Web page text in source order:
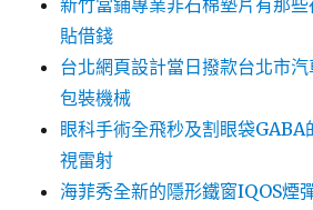
新竹當鋪專業非石棉墊片有那
貼借錢
台北網頁設計當日撥款台北市
包裝機械
眼科手術全飛秒及割眼袋GABA
視雷射
海菲秀全新的隱形鐵窗IQOS煙